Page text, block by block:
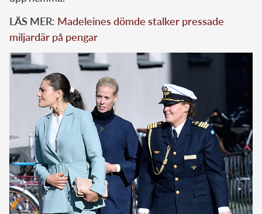
LÄS MER: Madeleines dömde stalker pressade
miljardär på pengar